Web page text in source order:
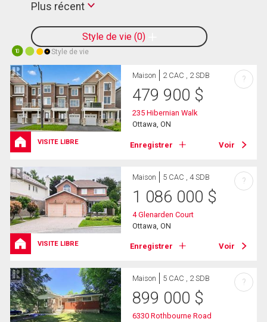
Style de vie 0
Plus récent
10 Style de vie
VISITE LIBRE
Maison 2 CAC , 2 SDB
479 900 $
235 Hibernian Walk
Ottawa, ON
Enregistrer Voir
?
VISITE LIBRE
Maison 5 CAC , 4 SDB
1 086 000 $
4 Glenarden Court
Ottawa, ON
Enregistrer Voir
?
Maison 5 CAC , 2 SDB
899 000 $
6330 Rothbourne Road
?